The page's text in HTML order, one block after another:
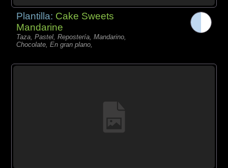
Plantilla: Cake Sweets
Mandarine
Taza, Pastel, Repostería, Mandarino,
Chocolate, En gran plano,